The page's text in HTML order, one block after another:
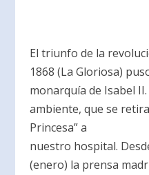
El triunfo de la
1868 (La Gloriosa)
monarquía de Isabel
ambiente, que se
Princesa” a
nuestro hospital.
(enero) la prensa